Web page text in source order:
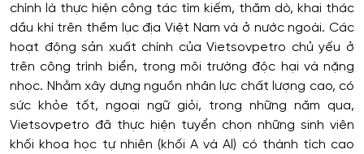
chính là thực hiện công tác tìm kiếm, thăm dò, khai thác
dầu khí trên thềm lục địa Việt Nam và ở nước ngoài. Các
hoạt động sản xuất chính của Vietsovpetro chủ yếu ở
trên công trình biển, trong môi trường độc hại và nặng
nhọc. Nhằm xây dựng nguồn nhân lực chất lượng cao, có
sức khỏe tốt, ngoại ngữ giỏi, trong những năm qua,
Vietsovpetro đã thực hiện tuyển chọn những sinh viên
khối khoa học tự nhiên (khối A và Al) có thành tích cao